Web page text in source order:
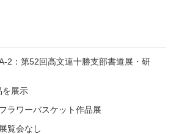
2：第52回高文連十勝支部書道展・研
を展示
ラワーバスケット作品展
覧会なし